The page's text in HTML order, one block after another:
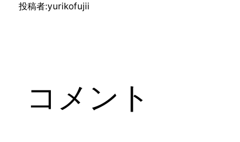
投稿者:yurikofujii
コメント